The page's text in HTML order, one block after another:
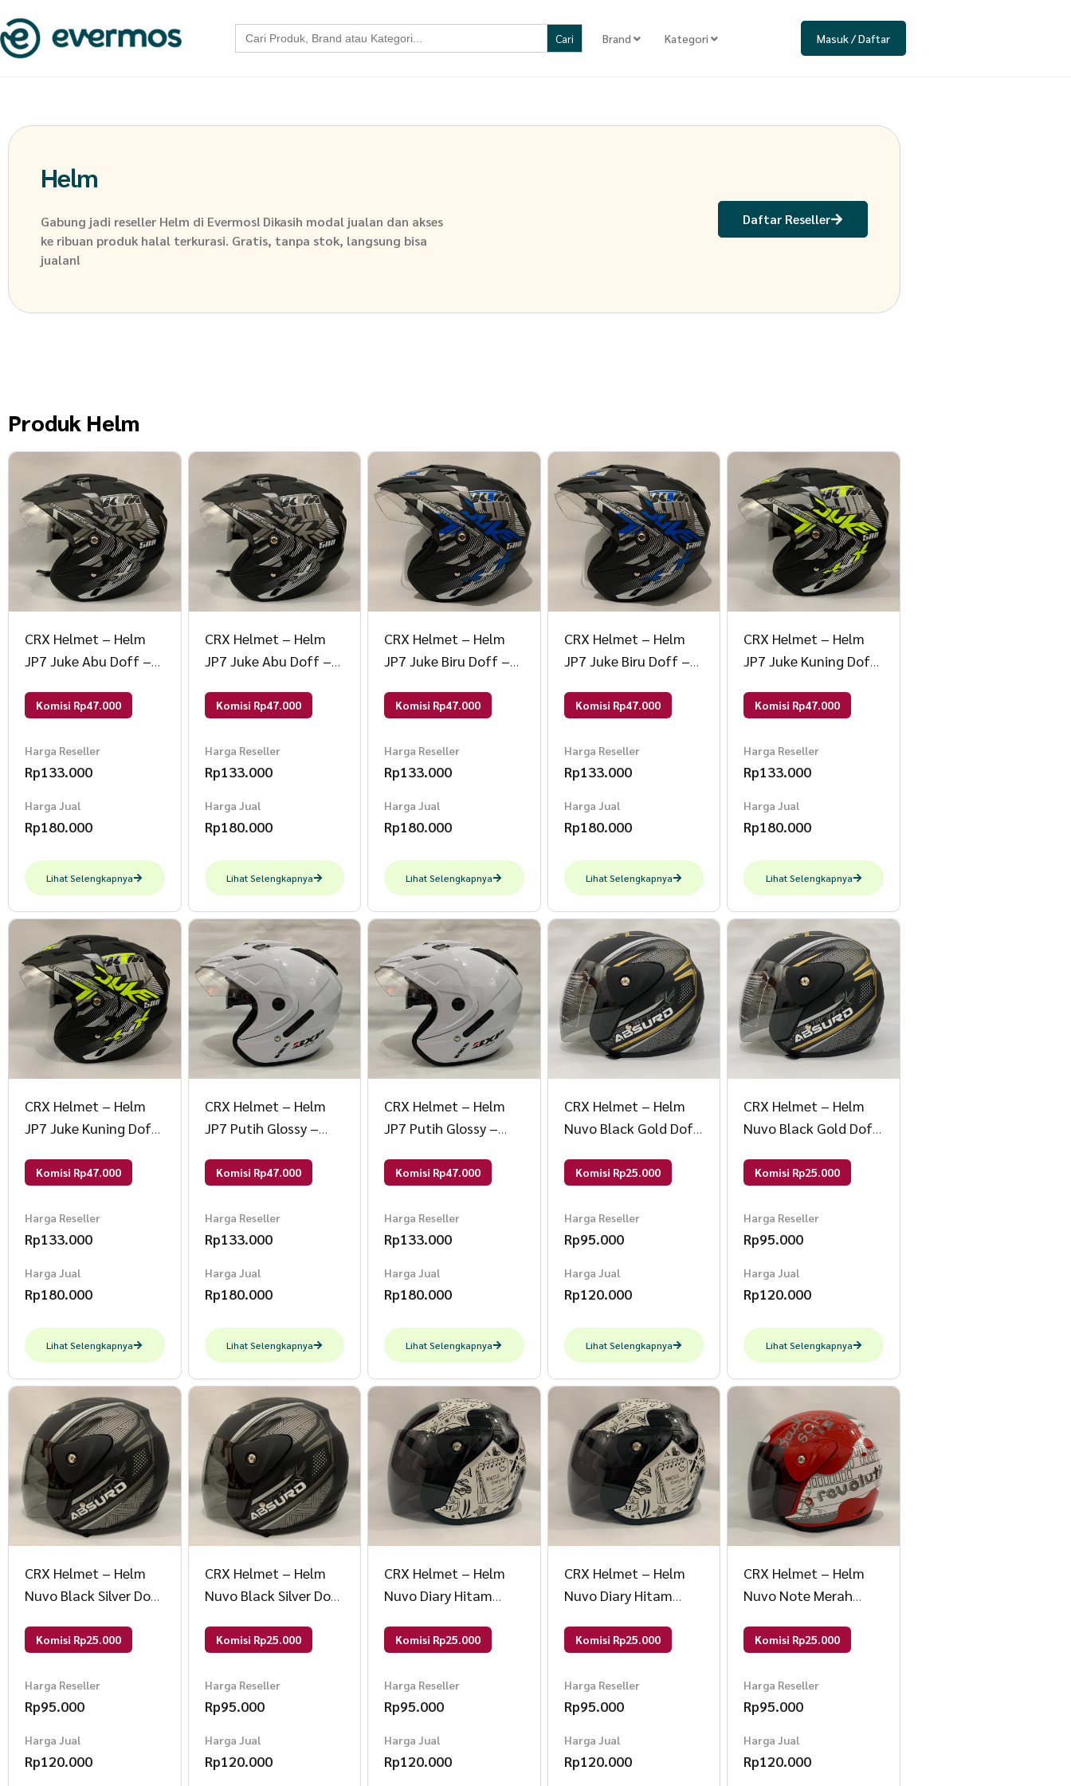
Search
for: Brand Kategori Masuk / Daftar
Helm
Gabung jadi reseller Helm di Evermos! Dikasih modal jualan dan akses
ke ribuan produk halal terkurasi. Gratis, tanpa stok, langsung bisa
jualan!
Daftar Reseller
Produk Helm
CRX Helmet – Helm
JP7 Juke Abu Doff –
Clear & Smoke) Helm
JP7 Juke Abu Doff
Komisi Rp47.000
Harga Reseller
Rp133.000
Harga Jual
Rp180.000
Lihat Selengkapnya
CRX Helmet – Helm
JP7 Juke Abu Doff –
Clear & Smoke) Helm
JP7 Juke Abu Doff
Komisi Rp47.000
Harga Reseller
Rp133.000
Harga Jual
Rp180.000
Lihat Selengkapnya
CRX Helmet – Helm
JP7 Juke Biru Doff –
Clear & Smoke) Helm
Juke Biru
Komisi Rp47.000
Harga Reseller
Rp133.000
Harga Jual
Rp180.000
Lihat Selengkapnya
CRX Helmet – Helm
JP7 Juke Biru Doff –
Clear & Smoke) Helm
Juke Biru
Komisi Rp47.000
Harga Reseller
Rp133.000
Harga Jual
Rp180.000
Lihat Selengkapnya
CRX Helmet – Helm
JP7 Juke Kuning Doff
Clear & Smoke) Helm
JP7 Juke Kuning Doff
Komisi Rp47.000
Harga Reseller
Rp133.000
Harga Jual
Rp180.000
Lihat Selengkapnya
CRX Helmet – Helm
JP7 Juke Kuning Doff
Clear & Smoke) Helm
JP7 Juke Kuning Doff
Komisi Rp47.000
Harga Reseller
Rp133.000
Harga Jual
Rp180.000
Lihat Selengkapnya
CRX Helmet – Helm
JP7 Putih Glossy –
Clear & Smoke) Helm
JP7 Putih Glossy
Komisi Rp47.000
Harga Reseller
Rp133.000
Harga Jual
Rp180.000
Lihat Selengkapnya
CRX Helmet – Helm
JP7 Putih Glossy –
Clear & Smoke) Helm
JP7 Putih Glossy
Komisi Rp47.000
Harga Reseller
Rp133.000
Harga Jual
Rp180.000
Lihat Selengkapnya
CRX Helmet – Helm
Nuvo Black Gold Doff
Dewasa L Nuvo Black
Komisi Rp25.000
Harga Reseller
Rp95.000
Harga Jual
Rp120.000
Lihat Selengkapnya
CRX Helmet – Helm
Nuvo Black Gold Doff
Dewasa L Nuvo Black
Komisi Rp25.000
Harga Reseller
Rp95.000
Harga Jual
Rp120.000
Lihat Selengkapnya
CRX Helmet – Helm
Nuvo Black Silver Doff
Dewasa L Nuvo Black
Komisi Rp25.000
Harga Reseller
Rp95.000
Harga Jual
Rp120.000
CRX Helmet – Helm
Nuvo Black Silver Doff
Dewasa L Nuvo Black
Komisi Rp25.000
Harga Reseller
Rp95.000
Harga Jual
Rp120.000
CRX Helmet – Helm
Nuvo Diary Hitam
Helm Dewasa L Nuvo
Komisi Rp25.000
Harga Reseller
Rp95.000
Harga Jual
Rp120.000
CRX Helmet – Helm
Nuvo Diary Hitam
Helm Dewasa L Nuvo
Komisi Rp25.000
Harga Reseller
Rp95.000
Harga Jual
Rp120.000
CRX Helmet – Helm
Nuvo Note Merah
Helm Dewasa L Nuvo
Komisi Rp25.000
Harga Reseller
Rp95.000
Harga Jual
Rp120.000